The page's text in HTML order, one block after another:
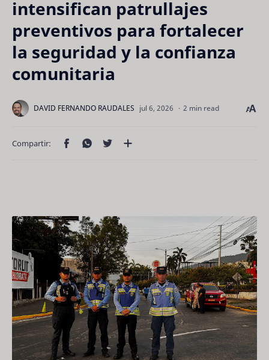
intensifican patrullajes
preventivos para fortalecer
la seguridad y la confianza
comunitaria
2 min read